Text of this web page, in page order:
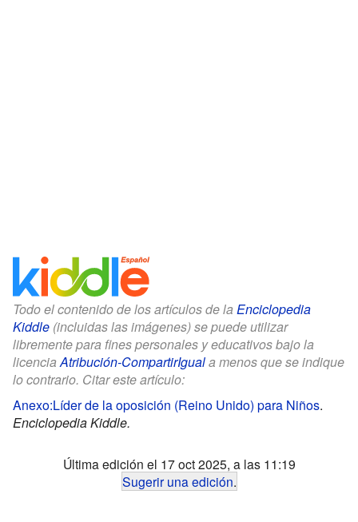
Todo el contenido de los artículos de la Enciclopedia
Kiddle (incluidas las imágenes) se puede utilizar
libremente para fines personales y educativos bajo la
licenciaAtribución-CompartirIguala menos que se indique
lo contrario. Citar este artículo:
Anexo:Líder de la oposición (Reino Unido) para Niños.
Enciclopedia Kiddle.
Última edición el 17 oct 2025, a las 11:19
Sugerir una edición.